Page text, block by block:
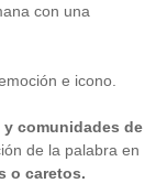
con una
e icono.
comunidades de
de la palabra en
o caretos.